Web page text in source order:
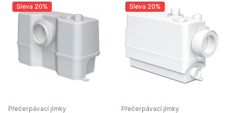
Sleva 20%
Přečerpávací jímky
Sleva 20%
Přečerpávací jímky